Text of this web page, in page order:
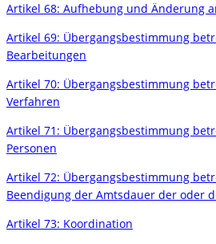
Artikel 68: Aufhebung und Änderung
Artikel 69: Übergangsbestimmung
Bearbeitungen
Artikel 70: Übergangsbestimmung
Verfahren
Artikel 71: Übergangsbestimmung
Personen
Artikel 72: Übergangsbestimmung
Beendigung der Amtsdauer der oder
Artikel 73: Koordination